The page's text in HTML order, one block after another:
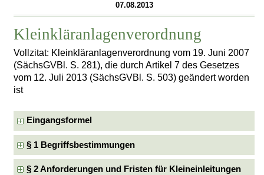
07.08.2013
Kleinkläranlagenverordnung
Vollzitat: Kleinkläranlagenverordnung vom 19. Juni 2007
(SächsGVBl. S. 281), die durch Artikel 7 des Gesetzes
vom 12. Juli 2013 (SächsGVBl. S. 503) geändert worden
ist
Eingangsformel
§ 1 Begriffsbestimmungen
§ 2 Anforderungen und Fristen für Kleineinleitungen